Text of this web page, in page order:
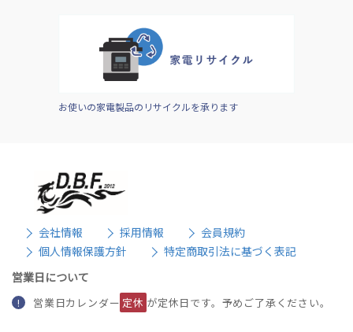
お使いの家電製品のリサイクルを承ります
会社情報 採用情報
会員規約
個人情報保護方針
特定商取引法に基づく表記
営業日について
! 営業日カレンダー 定休 が定休日です。予めご了承ください。